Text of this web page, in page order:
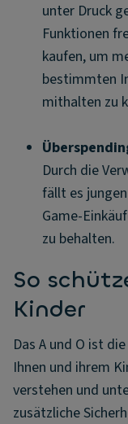
unter Druck
Funktionen
kaufen, um
bestimmten
mithalten zu
Durch die
fällt es
Game-
zu behalten.
So
Kinder
Das A und O ist
Ihnen und ihrem
verstehen und
zusätzliche